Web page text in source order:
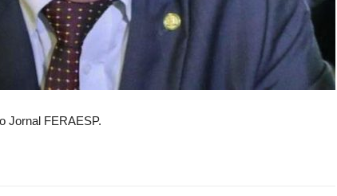
Jornal FERAESP.